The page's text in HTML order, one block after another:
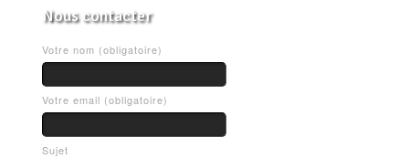
Nous contacter
Votre nom (obligatoire)
Votre email (obligatoire)
Sujet